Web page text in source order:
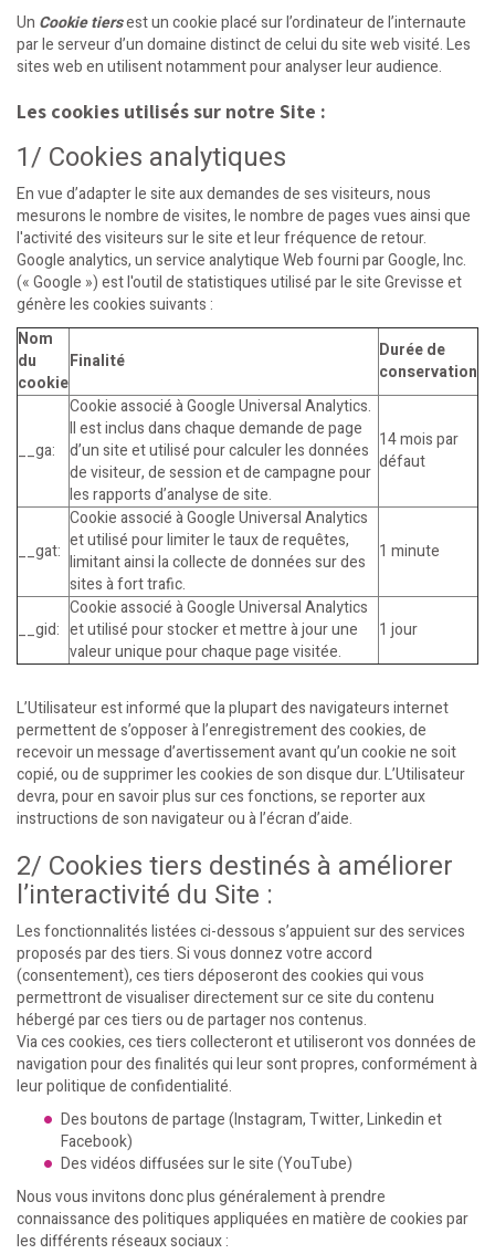
Un Cookie tiersest un cookie placé sur l’ordinateur de l’internaute
par le serveur d’un domaine distinct de celui du site web visité. Les
sites web en utilisent notamment pour analyser leur audience.
Les cookies utilisés sur notre Site :
1/ Cookies analytiques
En vue d’adapter le site aux demandes de ses visiteurs, nous
mesurons le nombre de visites, le nombre de pages vues ainsi que
l'activité des visiteurs sur le site et leur fréquence de retour.
Google analytics, un service analytique Web fourni par Google, Inc.
(« Google ») est l'outil de statistiques utilisé par le site Grevisse et
génère les cookies suivants :
Nom
du
cookie
Finalité
Durée de
conservation
__ga:
Cookie associé à Google Universal Analytics.
Il est inclus dans chaque demande de page
d’un site et utilisé pour calculer les données
de visiteur, de session et de campagne pour
les rapports d’analyse de site.
14 mois par
défaut
__gat:
Cookie associé à Google Universal Analytics
et utilisé pour limiter le taux de requêtes,
limitant ainsi la collecte de données sur des
sites à fort trafic.
1 minute
__gid:
Cookie associé à Google Universal Analytics
et utilisé pour stocker et mettre à jour une
valeur unique pour chaque page visitée.
1 jour
L’Utilisateur est informé que la plupart des navigateurs internet
permettent de s’opposer à l’enregistrement des cookies, de
recevoir un message d’avertissement avant qu’un cookie ne soit
copié, ou de supprimer les cookies de son disque dur. L’Utilisateur
devra, pour en savoir plus sur ces fonctions, se reporter aux
instructions de son navigateur ou à l’écran d’aide.
2/ Cookies tiers destinés à améliorer
l’interactivité du Site :
Les fonctionnalités listées ci-dessous s’appuient sur des services
proposés par des tiers. Si vous donnez votre accord
(consentement), ces tiers déposeront des cookies qui vous
permettront de visualiser directement sur ce site du contenu
hébergé par ces tiers ou de partager nos contenus.
Via ces cookies, ces tiers collecteront et utiliseront vos données de
navigation pour des finalités qui leur sont propres, conformément à
leur politique de confidentialité.
Des boutons de partage (Instagram, Twitter, Linkedin et
Facebook)
Des vidéos diffusées sur le site (YouTube)
Nous vous invitons donc plus généralement à prendre
connaissance des politiques appliquées en matière de cookies par
les différents réseaux sociaux :